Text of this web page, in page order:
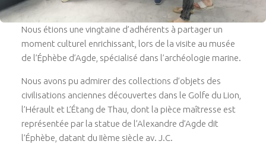
Nous étions une vingtaine d’adhérents à partager un
moment culturel enrichissant, lors de la visite au musée
de l’Éphèbe d’Agde, spécialisé dans l’archéologie marine.
Nous avons pu admirer des collections d’objets des
civilisations anciennes découvertes dans le Golfe du Lion,
l’Hérault et L’Étang de Thau, dont la pièce maîtresse est
représentée par la statue de l’Alexandre d’Agde dit
l’Éphèbe, datant du IIème siècle av. J.C.